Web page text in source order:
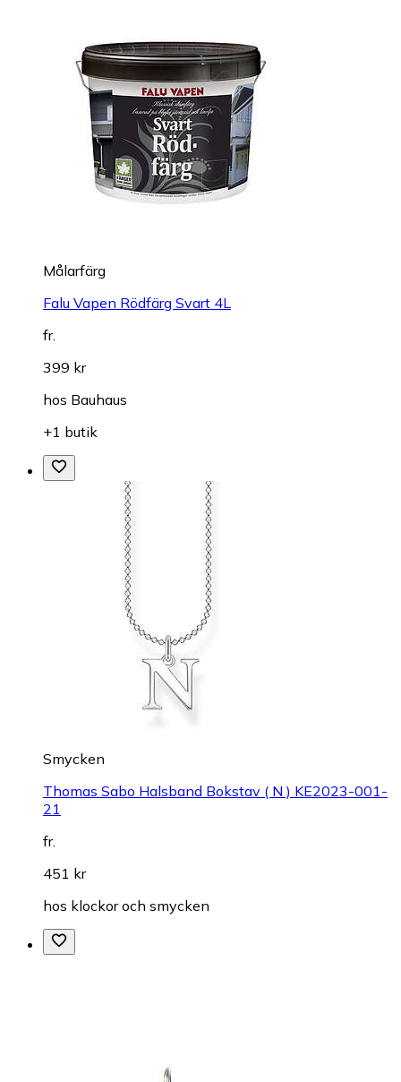
Målarfärg
Falu Vapen Rödfärg Svart 4L
fr.
399 kr
hos Bauhaus
+1 butik
Smycken
Thomas Sabo Halsband Bokstav ( N ) KE2023-001-
21
fr.
451 kr
hos klockor och smycken